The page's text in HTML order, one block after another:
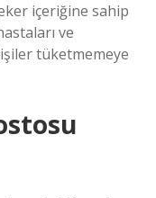
içeriğine sahip
ve
tüketmemeye